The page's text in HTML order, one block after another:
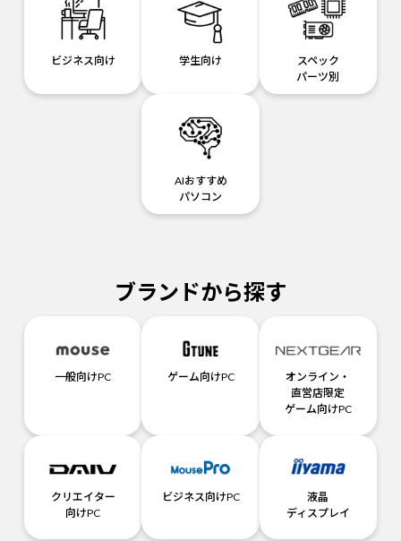
ビジネス向け 学生向け
スペック
パーツ別
AIおすすめ
パソコン
ブランドから探す
一般向けPC ゲーム向けPC
オンライン・
直営店限定
ゲーム向けPC
クリエイター
向けPC
ビジネス向けPC
液晶
ディスプレイ